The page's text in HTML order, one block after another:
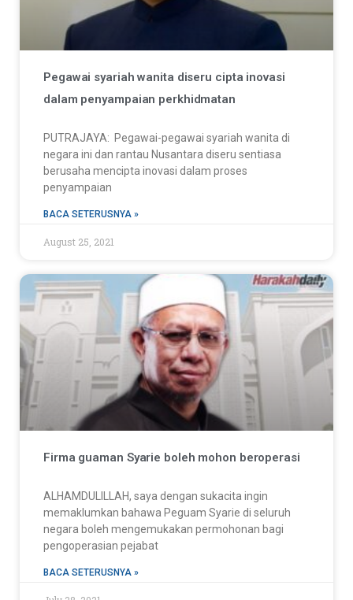
Pegawai syariah wanita diseru cipta inovasi
dalam penyampaian perkhidmatan
PUTRAJAYA: Pegawai-pegawai syariah wanita di
negara ini dan rantau Nusantara diseru sentiasa
berusaha mencipta inovasi dalam proses
penyampaian
BACA SETERUSNYA »
August 25, 2021
Firma guaman Syarie boleh mohon beroperasi
ALHAMDULILLAH, saya dengan sukacita ingin
memaklumkan bahawa Peguam Syarie di seluruh
negara boleh mengemukakan permohonan bagi
pengoperasian pejabat
BACA SETERUSNYA »